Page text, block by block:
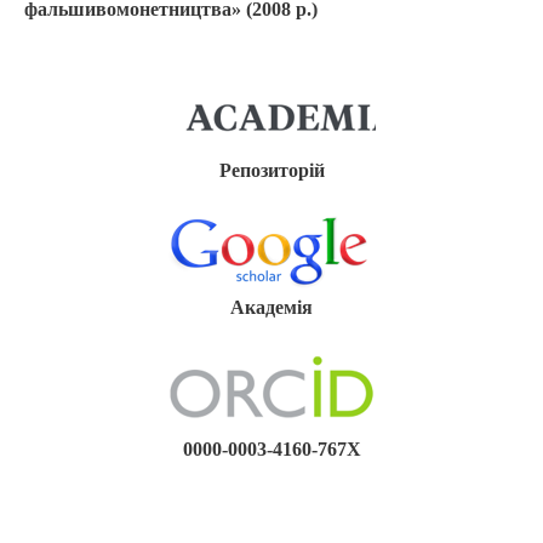
фальшивомонетництва» (2008 р.)
Репозиторій
Академія
0000-0003-4160-767X